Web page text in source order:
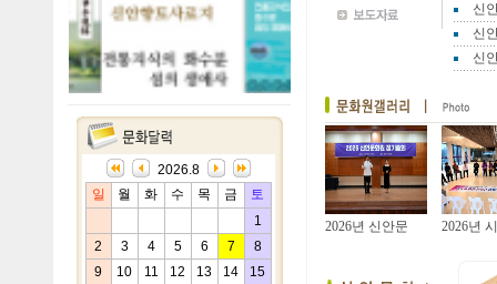
2026.8
일
월 화 수 목 금
토
1
2
3 4 5 6 7
8
9
10 11 12 13 14
15
신
신
신
2026년 신안문 2026년